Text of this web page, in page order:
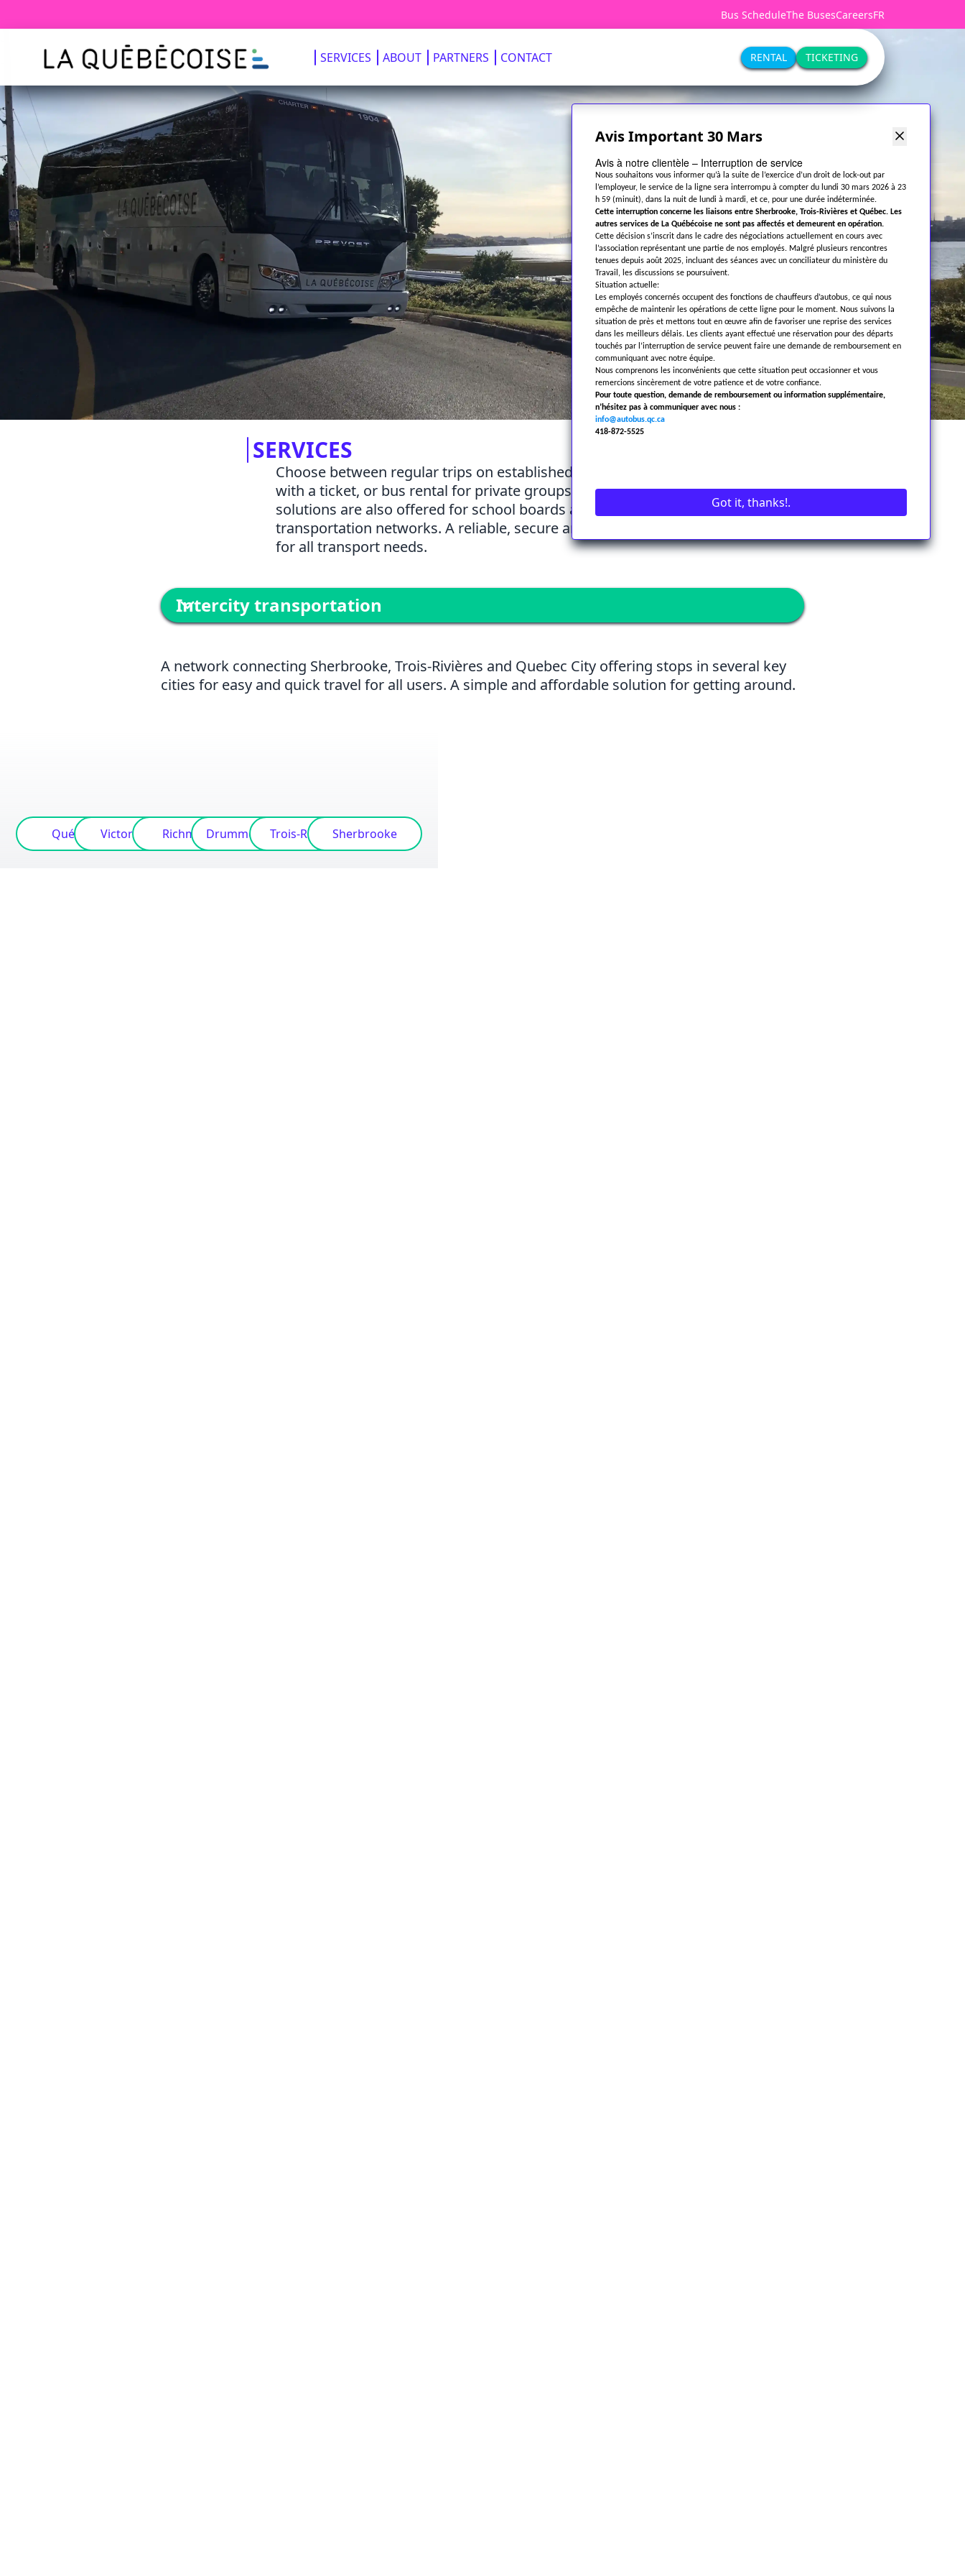
Bus ScheduleThe BusesCareersFR
SERVICES ABOUT PARTNERS CONTACT RENTAL TICKETING
SERVICES
Choose between regular trips on established lines, accessible
with a ticket, or bus rental for private groups. Adapted
solutions are also offered for school boards and urban public
transportation networks. A reliable, secure and flexible service
for all transport needs.
Intercity transportation
A network connecting Sherbrooke, Trois-Rivières and Quebec City offering stops in several key
cities for easy and quick travel for all users. A simple and affordable solution for getting around.
Québec Victoriaville RichmondDrummondvilleTrois-RivièresSherbrooke
Avis Important 30 Mars
Avis à notre clientèle – Interruption de service
Nous souhaitons vous informer qu’à la suite de l’exercice d’un droit de lock-out par
l’employeur, le service de la ligne sera interrompu à compter du lundi 30 mars 2026 à 23
h 59 (minuit), dans la nuit de lundi à mardi, et ce, pour une durée indéterminée.
Cette interruption concerne les liaisons entre Sherbrooke, Trois-Rivières et Québec. Les
autres services de La Québécoise ne sont pas affectés et demeurent en opération.
Cette décision s’inscrit dans le cadre des négociations actuellement en cours avec
l’association représentant une partie de nos employés. Malgré plusieurs rencontres
tenues depuis août 2025, incluant des séances avec un conciliateur du ministère du
Travail, les discussions se poursuivent.
Situation actuelle:
Les employés concernés occupent des fonctions de chauffeurs d’autobus, ce qui nous
empêche de maintenir les opérations de cette ligne pour le moment. Nous suivons la
situation de près et mettons tout en œuvre afin de favoriser une reprise des services
dans les meilleurs délais. Les clients ayant effectué une réservation pour des départs
touchés par l’interruption de service peuvent faire une demande de remboursement en
communiquant avec notre équipe.
Nous comprenons les inconvénients que cette situation peut occasionner et vous
remercions sincèrement de votre patience et de votre confiance.
Pour toute question, demande de remboursement ou information supplémentaire,
n’hésitez pas à communiquer avec nous :
info@autobus.qc.ca
418-872-5525
Got it, thanks!.